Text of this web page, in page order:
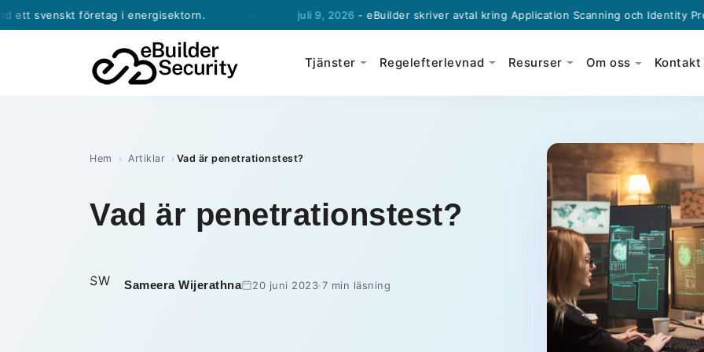
företag i energisektorn. · juli 9, 2026 - eBuilder skriver avtal kring Application Scanning och Identity Protection
Tjänster Regelefterlevnad Resurser Om oss Kontakt
Hem › Artiklar › Vad är penetrationstest?
Vad är penetrationstest?
SW Sameera Wijerathna 20 juni 2023·7 min läsning